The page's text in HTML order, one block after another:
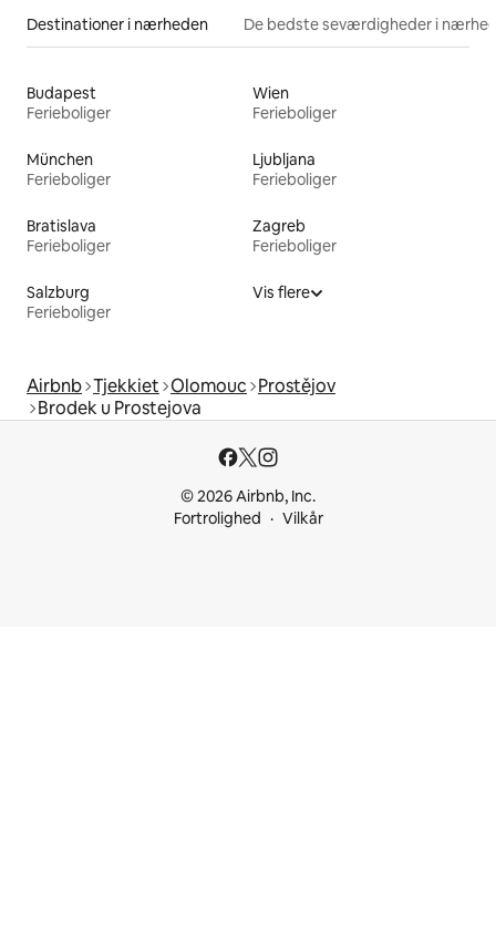
Destinationer i nærheden De bedste seværdigheder i
Budapest
Ferieboliger
Wien
Ferieboliger
München
Ferieboliger
Ljubljana
Ferieboliger
Bratislava
Ferieboliger
Zagreb
Ferieboliger
Salzburg
Ferieboliger
Vis flere
Airbnb Tjekkiet Olomouc Prostějov
Brodek u Prostejova
© 2026 Airbnb, Inc.
Fortrolighed
Vilkår